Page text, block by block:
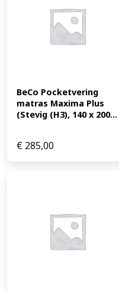
BeCo Pocketvering
matras Maxima Plus
(Stevig (H3), 140 x 200...
€ 285,00